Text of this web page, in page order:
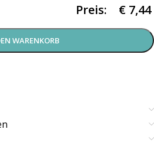
Preis: € 7,44
WARENKORB